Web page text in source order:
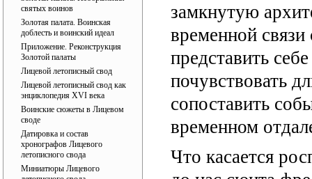
святых воинов
Золотая палата. Воинская
доблесть и воинский идеал
Приложение. Реконструкция
Золотой палаты
Лицевой летописный свод
Лицевой летописный свод как
энциклопедия ХVI века
Воинские сюжеты в Лицевом
своде
Датировка и состав
хронографов Лицевого
летописного свода
Миниатюры Лицевого
замкнутую
временной
представить
почувствовать
сопоставить
временном
Что касается